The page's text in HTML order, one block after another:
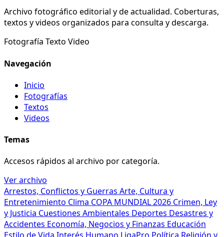
Archivo fotográfico editorial y de actualidad. Coberturas,
textos y videos organizados para consulta y descarga.
Fotografía Texto Video
Navegación
Inicio
Fotografías
Textos
Videos
Temas
Accesos rápidos al archivo por categoría.
Ver archivo
Arrestos, Conflictos y Guerras Arte, Cultura y
Entretenimiento Clima COPA MUNDIAL 2026 Crimen, Ley
y Justicia Cuestiones Ambientales Deportes Desastres y
Accidentes Economía, Negocios y Finanzas Educación